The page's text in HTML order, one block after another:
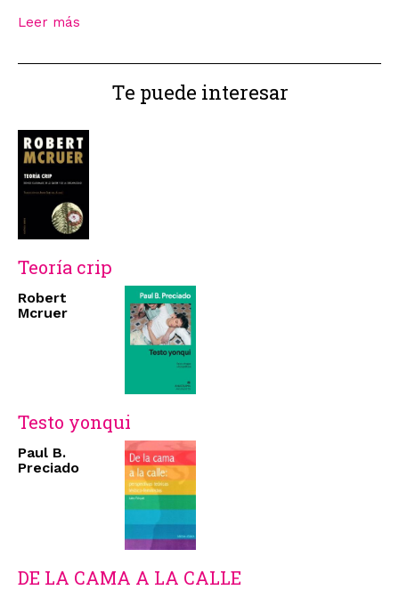
Leer más
Te puede interesar
Teoría crip
Robert
Mcruer
Testo yonqui
Paul B.
Preciado
DE LA CAMA A LA CALLE